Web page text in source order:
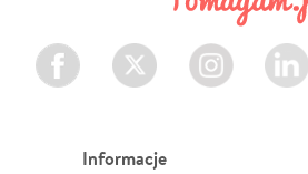
Facebook Twitter Instagram
Informacje